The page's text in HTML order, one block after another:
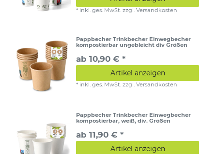
* inkl. ges. MwSt. zzgl.Versandkosten
Pappbecher Trinkbecher Einwegbecher
kompostierbar ungebleicht div Größen
ab 10,90 € *
Artikel anzeigen
* inkl. ges. MwSt. zzgl.Versandkosten
Pappbecher Trinkbecher Einwegbecher
kompostierbar, weiß, div. Größen
ab 11,90 € *
Artikel anzeigen